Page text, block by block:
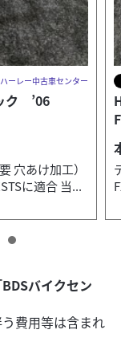
ーレー中古車センター
～’11
、FXSTC、
バイクセン
費用等は含まれ